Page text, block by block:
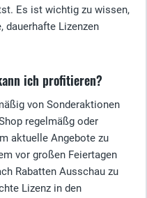
Es ist wichtig zu wissen,
dauerhafte Lizenzen
ich profitieren?
von Sonderaktionen
regelmäßg oder
aktuelle Angebote zu
vor großen Feiertagen
Rabatten Ausschau zu
Lizenz in den